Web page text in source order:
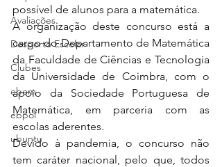
Avaliações
Desporto Escolar
Clubes
ebem
ebpol
ubuntu
possível de alunos para a matemática.
A organização deste concurso está a
cargo do Departamento de Matemática
da Faculdade de Ciências e Tecnologia
da Universidade de Coimbra, com o
apoio da Sociedade Portuguesa de
Matemática, em parceria com as
escolas aderentes.
Devido à pandemia, o concurso não
tem caráter nacional, pelo que, todos